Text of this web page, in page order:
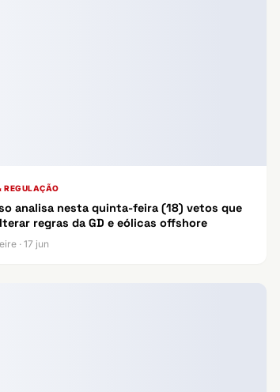
REGULAÇÃO
analisa nesta quinta-feira (18) vetos que
regras da GD e eólicas offshore
· 17 jun